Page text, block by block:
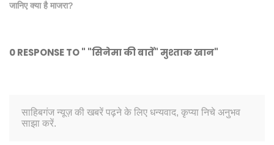
जानिए क्या है माजरा?
0 RESPONSE TO " "सिनेमा की बातें" मुश्ताक खान"
साहिबगंज न्यूज़ की खबरें पढ़ने के लिए धन्यवाद, कृप्या निचे अनुभव
साझा करें.